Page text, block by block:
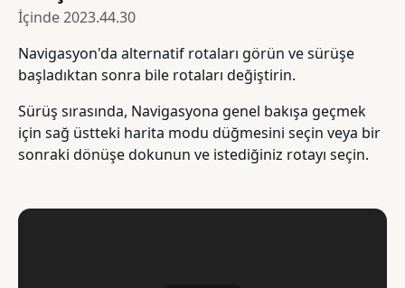
İçinde2023.44.30
Navigasyon'da alternatif rotaları görün ve sürüşe
başladıktan sonra bile rotaları değiştirin.
Sürüş sırasında, Navigasyona genel bakışa geçmek
için sağ üstteki harita modu düğmesini seçin veya bir
sonraki dönüşe dokunun ve istediğiniz rotayı seçin.